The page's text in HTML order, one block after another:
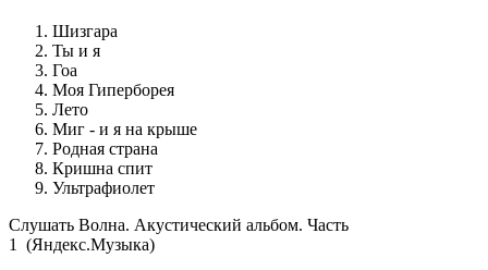
Шизгара
Ты и я
Гоа
Моя Гиперборея
Лето
Миг - и я на крыше
Родная страна
Кришна спит
Ультрафиолет
Cлушать Волна. Акустический альбом. Часть
1 (Яндекс.Музыка)